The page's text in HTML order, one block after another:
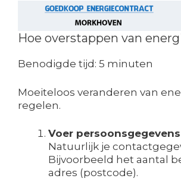
Hoe overstappen van
Benodigde tijd: 5 minuten
Moeiteloos veranderen van
regelen.
Voer
Natuurlijk je
Bijvoorbeeld het aantal
adres (postcode).